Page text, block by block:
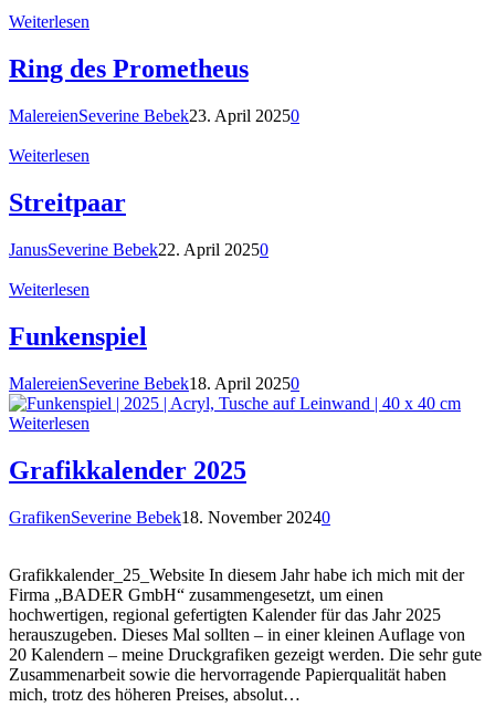
Weiterlesen
Ring des Prometheus
MalereienSeverine Bebek23. April 20250
Weiterlesen
Streitpaar
JanusSeverine Bebek22. April 20250
Weiterlesen
Funkenspiel
MalereienSeverine Bebek18. April 20250
Weiterlesen
Grafikkalender 2025
GrafikenSeverine Bebek18. November 20240
Grafikkalender_25_Website In diesem Jahr habe ich mich mit der
Firma „BADER GmbH“ zusammengesetzt, um einen
hochwertigen, regional gefertigten Kalender für das Jahr 2025
herauszugeben. Dieses Mal sollten – in einer kleinen Auflage von
20 Kalendern – meine Druckgrafiken gezeigt werden. Die sehr gute
Zusammenarbeit sowie die hervorragende Papierqualität haben
mich, trotz des höheren Preises, absolut…